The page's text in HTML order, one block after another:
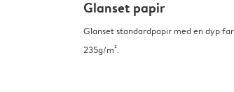
Glanset papir
Glanset standardpapir med en dyp
235g/m².